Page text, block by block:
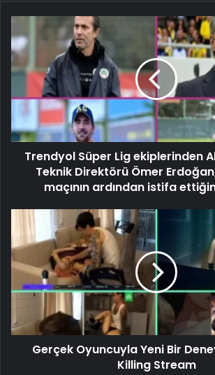
Trendyol Süper Lig ekiplerinden
Teknik Direktörü Ömer
maçının ardından istifa
Gerçek Oyuncuyla Yeni Bir
Killing Stream